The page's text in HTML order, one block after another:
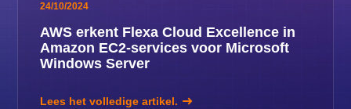
24/10/2024
AWS erkent Flexa Cloud Excellence in
Amazon EC2-services voor Microsoft
Windows Server
Lees het volledige artikel.